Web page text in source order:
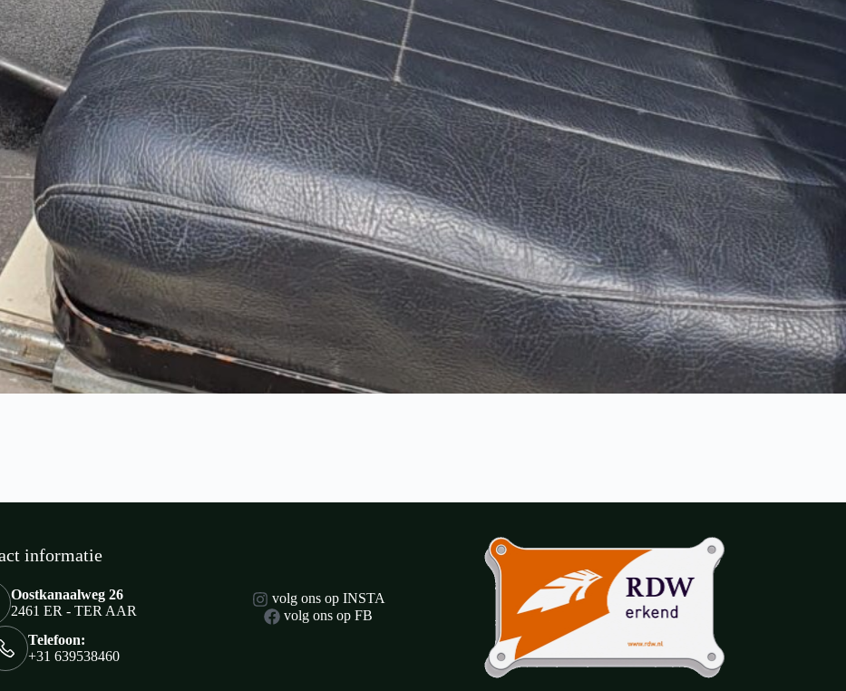
informatie
Oostkanaalweg 26
2461 ER - TER AAR
Telefoon:
+31 639538460
volg ons op INSTA
volg ons op FB